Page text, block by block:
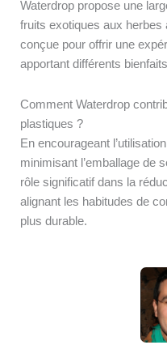
Waterdrop propose une
fruits exotiques aux
conçue pour offrir une
apportant différents
Comment Waterdrop
plastiques ?
En encourageant
minimisant l’emballage de
rôle significatif dans la
alignant les habitudes de
plus durable.